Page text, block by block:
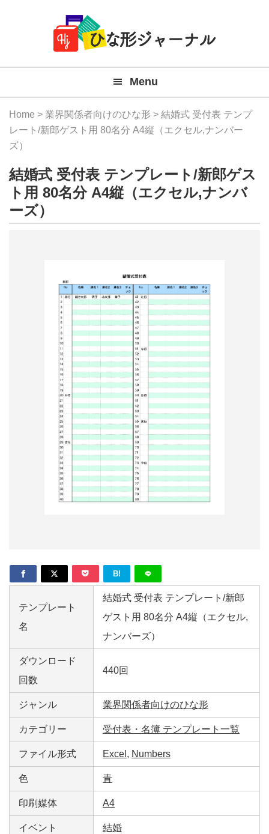
Navigation
料
テ
プ
レ
ト
(Mac
Menu
Home > 業界関係者向けのひな形 > 結婚式 受付表 テンプ
レート/新郎ゲスト用 80名分 A4縦（エクセル,ナンバー
ズ）
結婚式 受付表 テンプレート/新郎ゲス
ト用 80名分 A4縦（エクセル,ナンバ
ーズ）
B!
テンプレート
名
結婚式 受付表 テンプレート/新郎
ゲスト用 80名分 A4縦（エクセル,
ナンバーズ）
ダウンロード
回数
440回
ジャンル 業界関係者向けのひな形
カテゴリー 受付表・名簿 テンプレート一覧
ファイル形式 Excel , Numbers
色 青
印刷媒体 A4
イベント 結婚